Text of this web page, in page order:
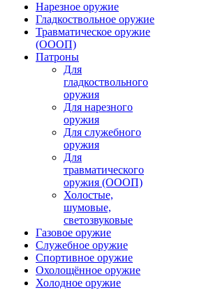
Нарезное оружие
Гладкоствольное оружие
Травматическое оружие
(ОООП)
Патроны
Для
гладкоствольного
оружия
Для нарезного
оружия
Для служебного
оружия
Для
травматического
оружия (ОООП)
Холостые,
шумовые,
светозвуковые
Газовое оружие
Служебное оружие
Спортивное оружие
Охолощённое оружие
Холодное оружие